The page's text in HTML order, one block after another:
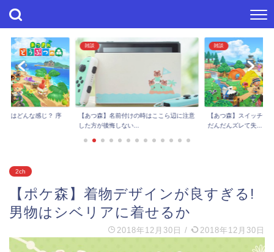
捗はどんな感じ？ 序
雑談
【あつ森】名前付けの時はここら辺に注意
した方が後悔しない...
雑談
【あつ森】スイッチで
だんだんズレて失...
2ch
【ポケ森】着物デザインが良すぎる!
男物はシベリアに着せるか
2018年12月30日 / 2018年12月30日